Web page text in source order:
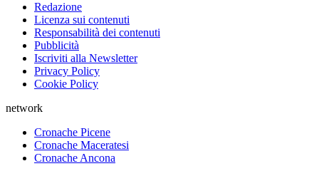
Redazione
Licenza sui contenuti
Responsabilità dei contenuti
Pubblicità
Iscriviti alla Newsletter
Privacy Policy
Cookie Policy
network
Cronache Picene
Cronache Maceratesi
Cronache Ancona